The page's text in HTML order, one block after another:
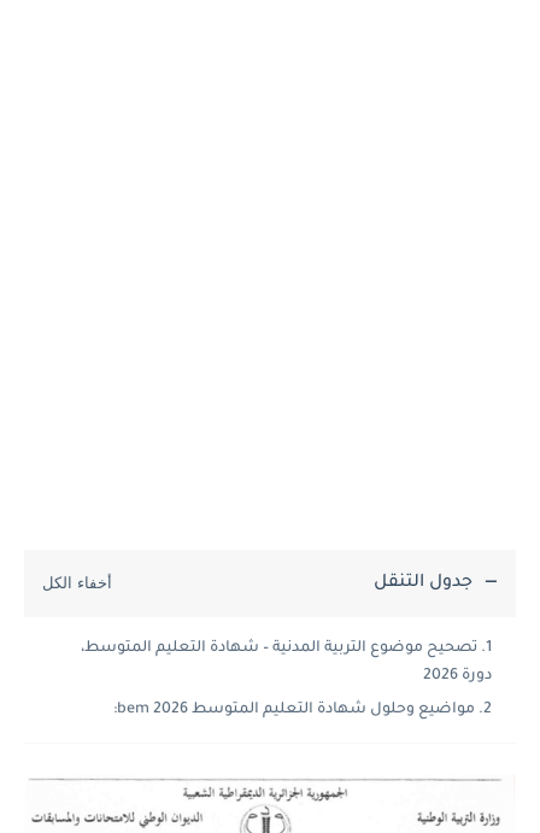
جدول التنقل
تصحيح موضوع التربية المدنية – شهادة التعليم المتوسط،
دورة 2026
مواضيع وحلول شهادة التعليم المتوسط 2026 bem: